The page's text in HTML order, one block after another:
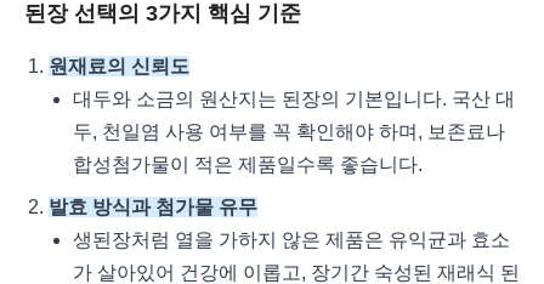
된장 선택의 3가지 핵심 기준
원재료의 신뢰도
대두와 소금의 원산지는 된장의 기본입니다. 국산 대
두, 천일염 사용 여부를 꼭 확인해야 하며, 보존료나
합성첨가물이 적은 제품일수록 좋습니다.
발효 방식과 첨가물 유무
생된장처럼 열을 가하지 않은 제품은 유익균과 효소
가 살아있어 건강에 이롭고, 장기간 숙성된 재래식 된